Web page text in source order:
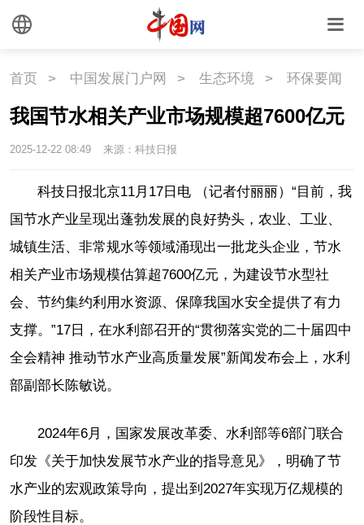
首页 > 中国发展门户网 > 生态环境 > 环保要闻
我国节水相关产业市场规模超7600亿元
2025-12-22 08:49 来源：科技日报
科技日报北京11月17日电 （记者付丽丽）“目前，我
国节水产业呈现出蓬勃发展的良好势头，农业、工业、
城镇生活、非常规水等领域涌现出一批龙头企业，节水
相关产业市场规模估算超7600亿元，为建设节水型社
会、节约集约利用水资源、保障我国水安全提供了有力
支撑。”17日，在水利部召开的“贯彻落实党的二十届四中
全会精神 推动节水产业高质量发展”新闻发布会上，水利
部副部长陈敏说。
2024年6月，国家发展改革委、水利部等6部门联合
印发《关于加快发展节水产业的指导意见》，明确了节
水产业的宏观政策导向，提出到2027年实现万亿规模的
阶段性目标。